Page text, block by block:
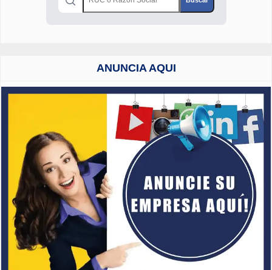
ANUNCIA AQUI